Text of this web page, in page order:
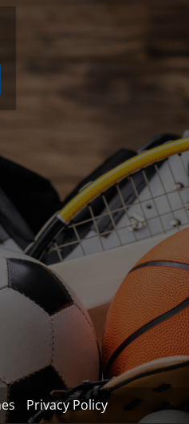
Privacy Policy